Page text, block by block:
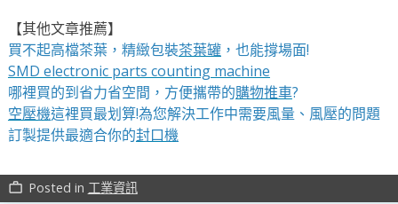
【其他文章推薦】
買不起高檔茶葉，精緻包裝茶葉罐，也能撐場面!
SMD electronic parts counting machine
哪裡買的到省力省空間，方便攜帶的購物推車?
空壓機這裡買最划算!為您解決工作中需要風量、風壓的問題
訂製提供最適合你的封口機
work_outline Posted in 工業資訊